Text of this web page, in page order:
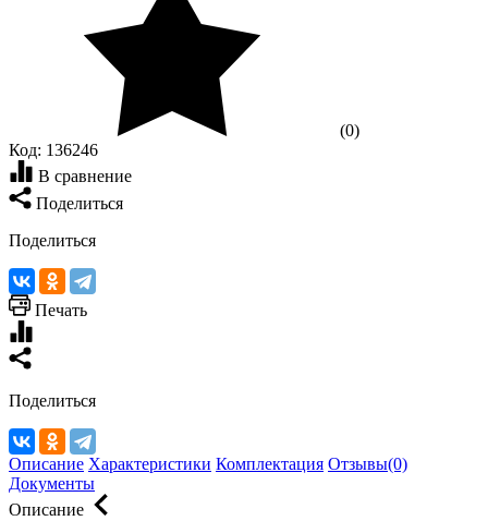
(0)
Код: 136246
В сравнение
Поделиться
Поделиться
Печать
Поделиться
Описание Характеристики Комплектация Отзывы(0)
Документы
Описание